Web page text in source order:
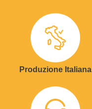
Produzione Italiana